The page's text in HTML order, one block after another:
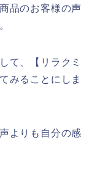
品のお客様の声
て、【リラクミ
みることにしま
よりも自分の感